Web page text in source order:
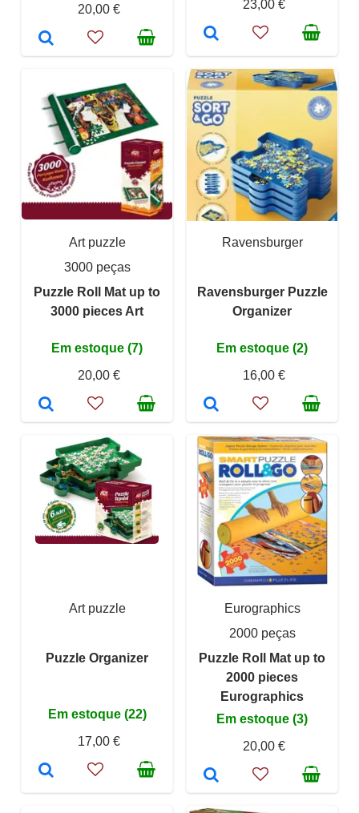
20,00 € 23,00 €
Art puzzle
3000 peças
Puzzle Roll Mat up to
3000 pieces Art
Em estoque (7)
20,00 €
Ravensburger
Ravensburger Puzzle
Organizer
Em estoque (2)
16,00 €
Art puzzle
Puzzle Organizer
Em estoque (22)
17,00 €
Eurographics
2000 peças
Puzzle Roll Mat up to
2000 pieces
Eurographics
Em estoque (3)
20,00 €